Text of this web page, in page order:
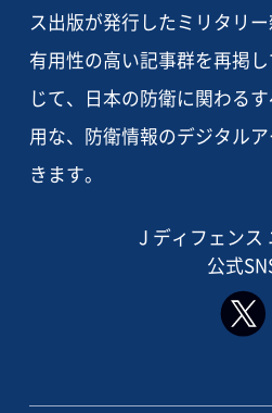
ス出版が発行したミリタリー
有用性の高い記事群を再掲
じて、日本の防衛に関わる
用な、防衛情報のデジタル
きます。
J ディフェンス
公式